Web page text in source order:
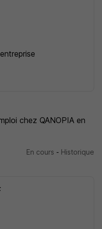
chez QANOPIA en
En cours - Historique